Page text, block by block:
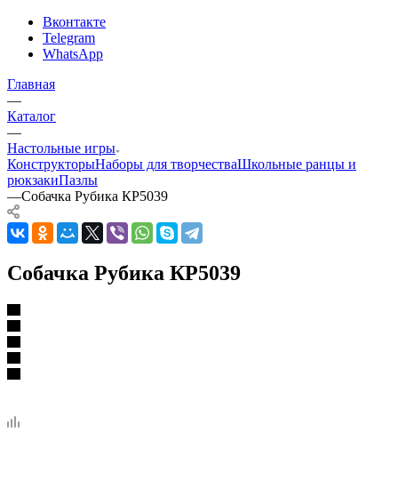
Вконтакте
Telegram
WhatsApp
Главная
—
Каталог
—
Настольные игры
КонструкторыНаборы для творчестваШкольные ранцы и
рюкзакиПазлы
—Собачка Рубика КР5039
Собачка Рубика КР5039